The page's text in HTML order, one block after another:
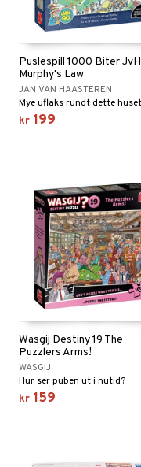
Puslespill 1000 Biter JvH
Murphy's Law
JAN VAN HAASTEREN
kr 199
Wasgij Destiny 19 The
Puzzlers Arms!
WASGIJ
Hur ser puben ut i nutid?
kr 159